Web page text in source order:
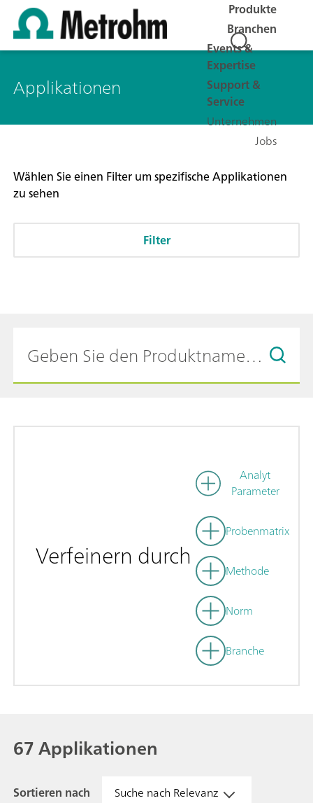
Produkte
Branchen
Events &
Expertise
Support &
Service
Unternehmen
Jobs
Applikationen
Wählen Sie einen Filter um spezifische Applikationen
zu sehen
Filter
Verfeinern durch
Analyt
Parameter
Probenmatrix
Methode
Norm
Branche
67 Applikationen
Sortieren nach Suche nach Relevanz